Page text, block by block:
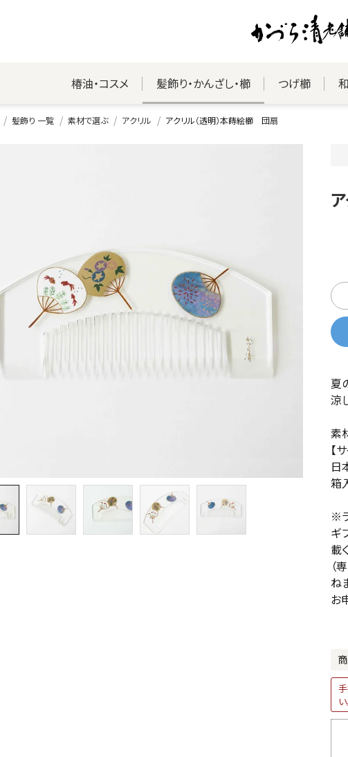
椿油・コスメ 髪飾り・かんざし・櫛 つげ櫛
髪飾り 一覧 素材で選ぶ アクリル アクリル（透明）本蒔絵櫛 団扇
夏
涼
素
【
日
箱
※
ギ
載
（
ね
お
い